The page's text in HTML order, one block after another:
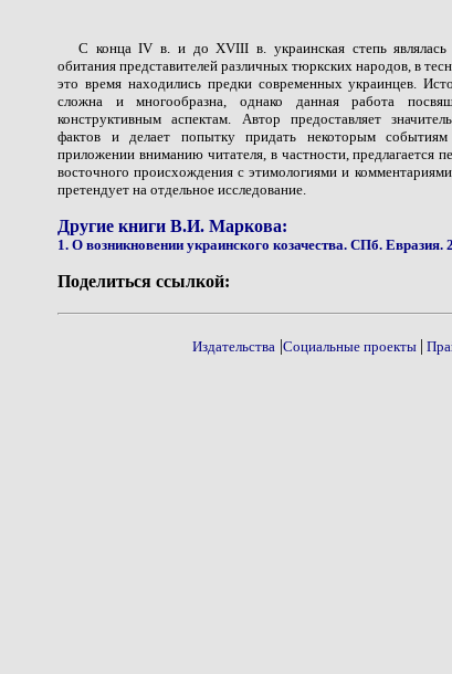
С конца IV в. и до XVIII в. украинская степь являлась
обитания представителей различных тюркских народов, в
это время находились предки современных украинцев.
сложна и многообразна, однако данная работа
конструктивным аспектам. Автор предоставляет
фактов и делает попытку придать некоторым
приложении вниманию читателя, в частности, предлагается
восточного происхождения с этимологиями и
претендует на отдельное исследование.
Другие книги В.И. Маркова:
1. О возникновении украинского козачества. СПб. Евразия.
Поделиться ссылкой:
Издательства |Социальные проекты |